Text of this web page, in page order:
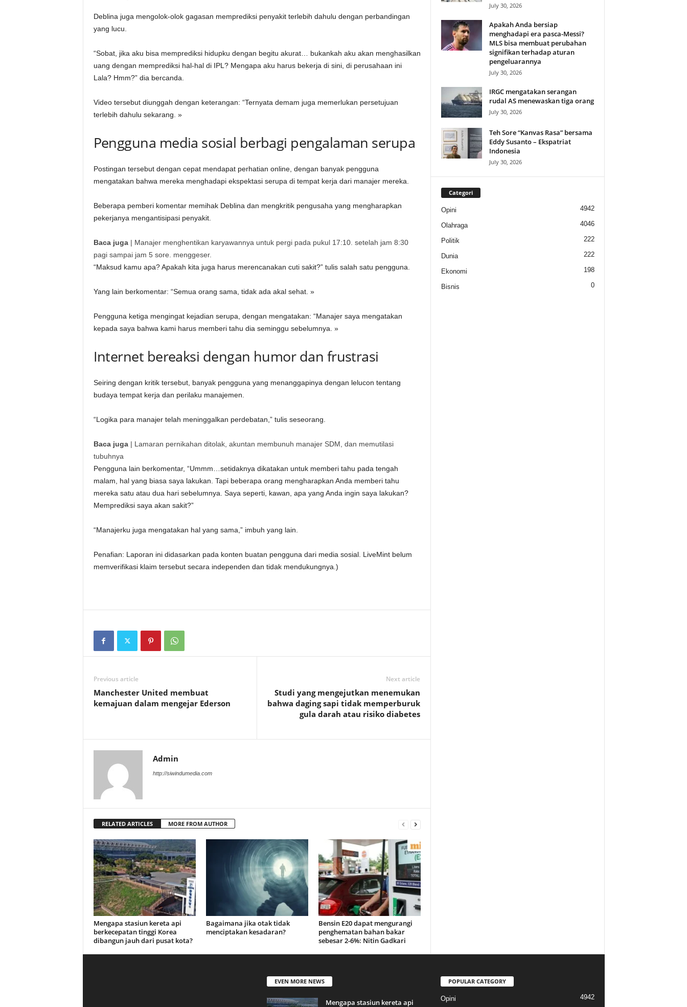
Deblina juga mengolok-olok gagasan memprediksi penyakit terlebih dahulu dengan perbandingan
yang lucu.
“Sobat, jika aku bisa memprediksi hidupku dengan begitu akurat… bukankah aku akan menghasilkan
uang dengan memprediksi hal-hal di IPL? Mengapa aku harus bekerja di sini, di perusahaan ini
Lala? Hmm?” dia bercanda.
Video tersebut diunggah dengan keterangan: “Ternyata demam juga memerlukan persetujuan
terlebih dahulu sekarang. »
Pengguna media sosial berbagi pengalaman serupa
Postingan tersebut dengan cepat mendapat perhatian online, dengan banyak pengguna
mengatakan bahwa mereka menghadapi ekspektasi serupa di tempat kerja dari manajer mereka.
Beberapa pemberi komentar memihak Deblina dan mengkritik pengusaha yang mengharapkan
pekerjanya mengantisipasi penyakit.
Baca juga | Manajer menghentikan karyawannya untuk pergi pada pukul 17:10. setelah jam 8:30
pagi sampai jam 5 sore. menggeser.
“Maksud kamu apa? Apakah kita juga harus merencanakan cuti sakit?” tulis salah satu pengguna.
Yang lain berkomentar: “Semua orang sama, tidak ada akal sehat. »
Pengguna ketiga mengingat kejadian serupa, dengan mengatakan: “Manajer saya mengatakan
kepada saya bahwa kami harus memberi tahu dia seminggu sebelumnya. »
Internet bereaksi dengan humor dan frustrasi
Seiring dengan kritik tersebut, banyak pengguna yang menanggapinya dengan lelucon tentang
budaya tempat kerja dan perilaku manajemen.
“Logika para manajer telah meninggalkan perdebatan,” tulis seseorang.
Baca juga | Lamaran pernikahan ditolak, akuntan membunuh manajer SDM, dan memutilasi
tubuhnya
Pengguna lain berkomentar, “Ummm…setidaknya dikatakan untuk memberi tahu pada tengah
malam, hal yang biasa saya lakukan. Tapi beberapa orang mengharapkan Anda memberi tahu
mereka satu atau dua hari sebelumnya. Saya seperti, kawan, apa yang Anda ingin saya lakukan?
Memprediksi saya akan sakit?”
“Manajerku juga mengatakan hal yang sama,” imbuh yang lain.
Penafian: Laporan ini didasarkan pada konten buatan pengguna dari media sosial. LiveMint belum
memverifikasi klaim tersebut secara independen dan tidak mendukungnya.)
Previous article
Manchester United membuat
kemajuan dalam mengejar Ederson
Next article
Studi yang mengejutkan menemukan
bahwa daging sapi tidak memperburuk
gula darah atau risiko diabetes
Admin
http://siwindumedia.com
RELATED ARTICLES MORE FROM AUTHOR
Mengapa stasiun kereta api
berkecepatan tinggi Korea
dibangun jauh dari pusat kota?
Bagaimana jika otak tidak
menciptakan kesadaran?
Bensin E20 dapat mengurangi
penghematan bahan bakar
sebesar 2-6%: Nitin Gadkari
July 30, 2026
Apakah Anda bersiap
menghadapi era pasca-Messi?
MLS bisa membuat perubahan
signifikan terhadap aturan
pengeluarannya
July 30, 2026
IRGC mengatakan serangan
rudal AS menewaskan tiga orang
July 30, 2026
Teh Sore “Kanvas Rasa” bersama
Eddy Susanto – Ekspatriat
Indonesia
July 30, 2026
Categori
Opini 4942
Olahraga 4046
Politik 222
Dunia 222
Ekonomi 198
Bisnis 0
EVEN MORE NEWS
Mengapa stasiun kereta api
POPULAR CATEGORY
Opini 4942